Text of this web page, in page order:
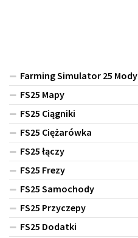
Farming Simulator 25 Mody
FS25 Mapy
FS25 Ciągniki
FS25 Ciężarówka
FS25 łączy
FS25 Frezy
FS25 Samochody
FS25 Przyczepy
FS25 Dodatki